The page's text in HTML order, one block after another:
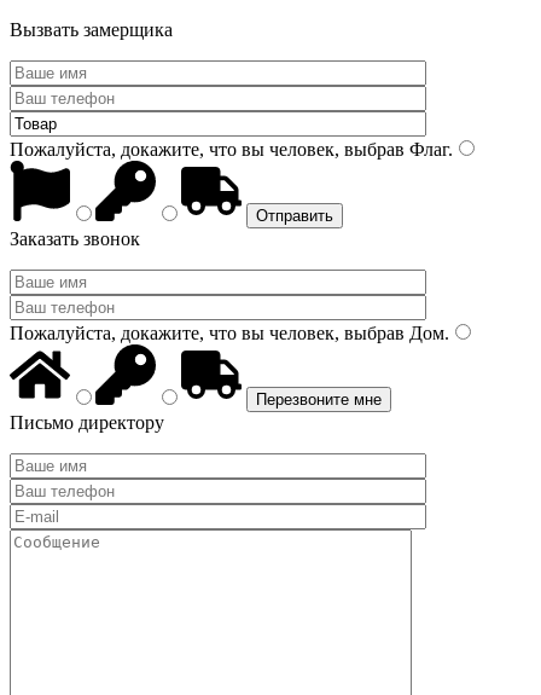
Вызвать замерщика
Пожалуйста, докажите, что вы человек, выбрав Флаг.
Заказать звонок
Пожалуйста, докажите, что вы человек, выбрав Дом.
Письмо директору